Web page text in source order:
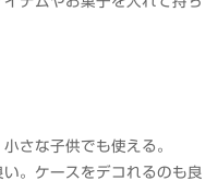
さな子供でも使える。
い。ケースをデコれるのも良